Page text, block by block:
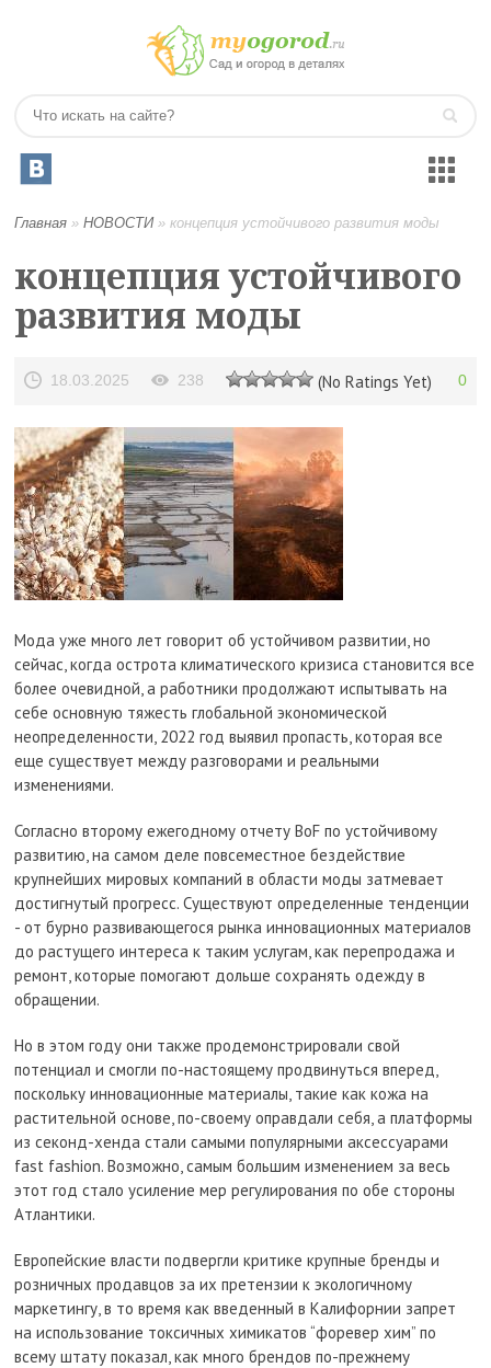
Главная »НОВОСТИ»концепция устойчивого развития моды
концепция устойчивого
развития моды
18.03.2025 238 (No Ratings Yet) 0
Мода уже много лет говорит об устойчивом развитии, но
сейчас, когда острота климатического кризиса становится все
более очевидной, а работники продолжают испытывать на
себе основную тяжесть глобальной экономической
неопределенности, 2022 год выявил пропасть, которая все
еще существует между разговорами и реальными
изменениями.
Согласно второму ежегодному отчету BoF по устойчивому
развитию, на самом деле повсеместное бездействие
крупнейших мировых компаний в области моды затмевает
достигнутый прогресс. Существуют определенные тенденции
- от бурно развивающегося рынка инновационных материалов
до растущего интереса к таким услугам, как перепродажа и
ремонт, которые помогают дольше сохранять одежду в
обращении.
Но в этом году они также продемонстрировали свой
потенциал и смогли по-настоящему продвинуться вперед,
поскольку инновационные материалы, такие как кожа на
растительной основе, по-своему оправдали себя, а платформы
из секонд-хенда стали самыми популярными аксессуарами
fast fashion. Возможно, самым большим изменением за весь
этот год стало усиление мер регулирования по обе стороны
Атлантики.
Европейские власти подвергли критике крупные бренды и
розничных продавцов за их претензии к экологичному
маркетингу, в то время как введенный в Калифорнии запрет
на использование токсичных химикатов “форевер хим” по
всему штату показал, как много брендов по-прежнему